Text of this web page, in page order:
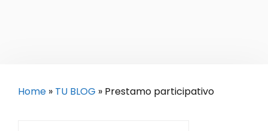
Home » TU BLOG » Prestamo participativo